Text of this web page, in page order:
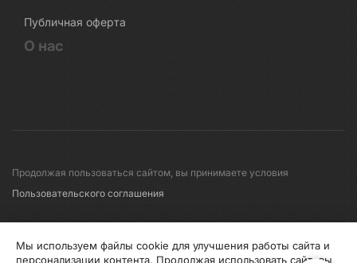
Публичная оферта
О нас
Продолжая пользоваться сайтом, вы принимаете условия
Пользовательского соглашения
© 2008-2026 Первые линии
Мы используем файлы cookie для улучшения работы сайта и
персонализации контента. Продолжая использовать сайт, вы